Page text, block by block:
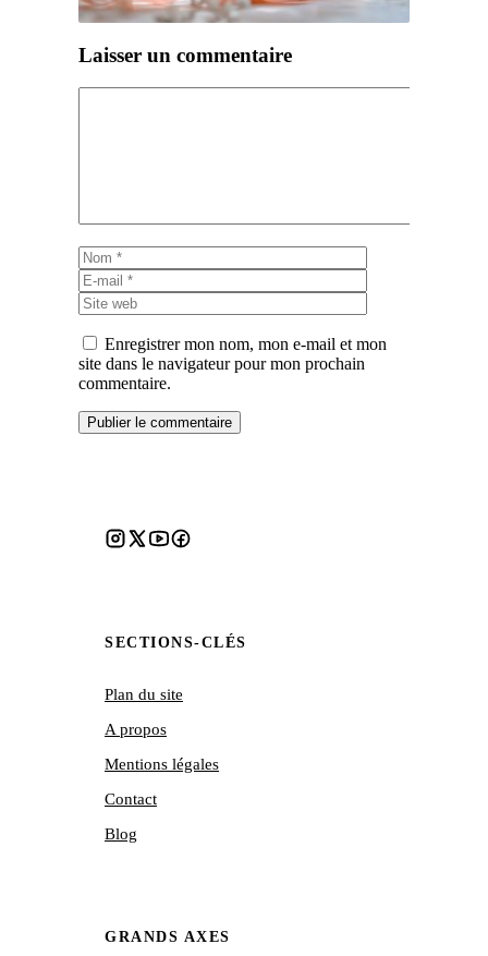
Laisser un commentaire
Nom
mail
web
Enregistrer mon nom, mon e-mail et mon
site dans le navigateur pour mon prochain
commentaire.
SECTIONS-CLÉS
Plan du site
A propos
Mentions légales
Contact
Blog
GRANDS AXES